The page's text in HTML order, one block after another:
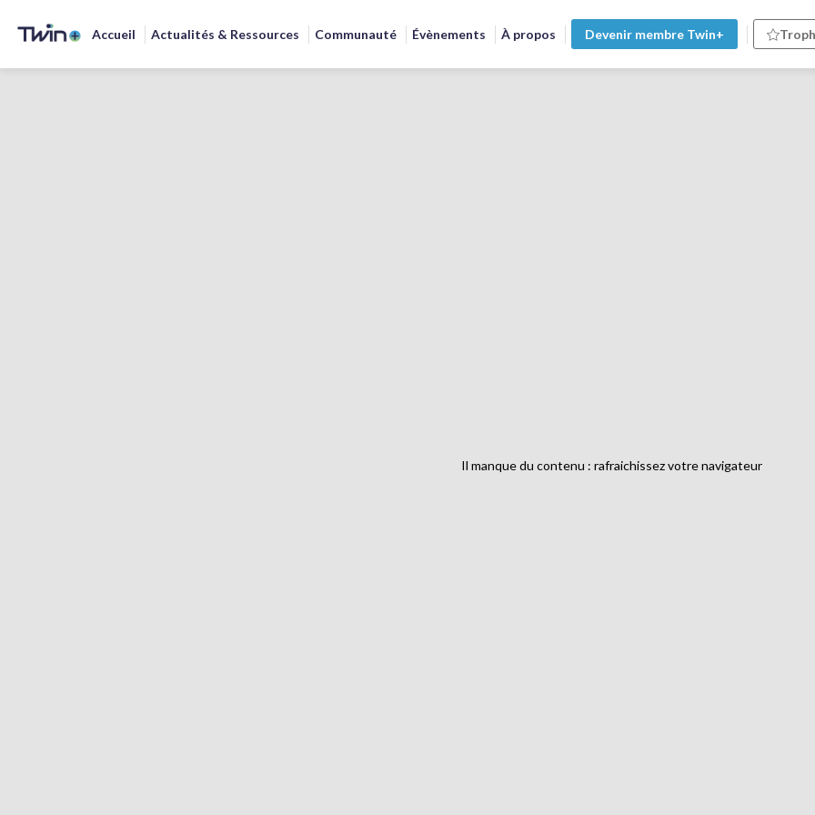
Accueil Actualités & Ressources Communauté Évènements À propos Devenir membre Twin+
Il manque du contenu : rafraichissez votre navigateur